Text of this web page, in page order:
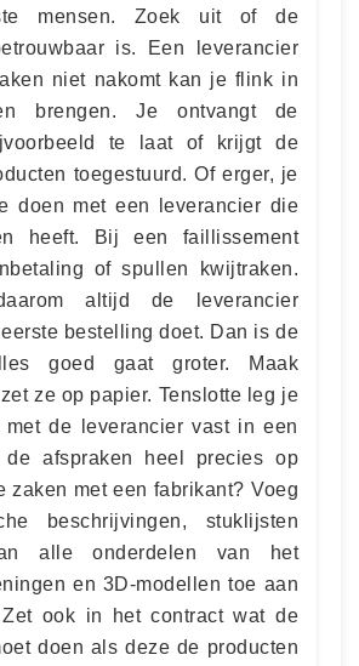
mensen. Zoek uit of de
is. Een leverancier
niet nakomt kan je flink in
brengen. Je ontvangt de
te laat of krijgt de
toegestuurd. Of erger, je
doen met een leverancier die
heeft. Bij een faillissement
of spullen kwijtraken.
altijd de leverancier
bestelling doet. Dan is de
goed gaat groter. Maak
ze op papier. Tenslotte leg je
met de leverancier vast in een
de afspraken heel precies op
zaken met een fabrikant? Voeg
beschrijvingen, stuklijsten
alle onderdelen van het
en 3D-modellen toe aan
Zet ook in het contract wat de
doen als deze de producten